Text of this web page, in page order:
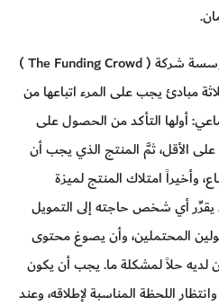
فقد أوضحت هانا فوربس، مؤسسة شركة ( The Funding Crowd )
مبادئ يجب على المرء اتباعها من
أولها التأكد من الحصول على
مضمون بنسبة 50 % على الأقل، ثمَّ المنتج الذي يجب أن
وأخيراً امتلاك المنتج لميزة
يقرِّر أي شخص حاجته إلى التمويل
المحتملين، وأن يصوغ محتوى
لديه حلاً لمشكلة ما. يجب أن يكون
اللحظة المناسبة لإطلاقه، وعند